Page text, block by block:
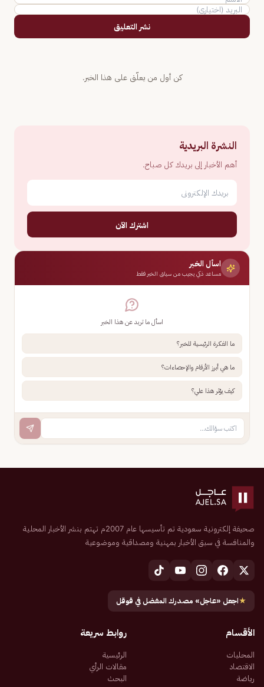
نشر التعليق
كن أول من يعلّق على هذا الخبر.
النشرة البريدية
أهم الأخبار إلى بريدك كل صباح.
اشترك الآن
اسأل الخبر
مساعد ذكي يجيب من سياق الخبر فقط
اسأل ما تريد عن هذا الخبر
ما الفكرة الرئيسية للخبر؟
ما هي أبرز الأرقام والإحصاءات؟
كيف يؤثر هذا علي؟
صحيفة إلكترونية سعودية تم تأسيسها عام 2007م تهتم بنشر الأخبار المحلية
والمنافسة في سبق الأخبار بمهنية ومصداقية وموضوعية
★اجعل «عاجل» مصدرك المفضل في قوقل
الأقسام
المحليات
الاقتصاد
رياضة
روابط سريعة
الرئيسية
مقالات الرأي
البحث